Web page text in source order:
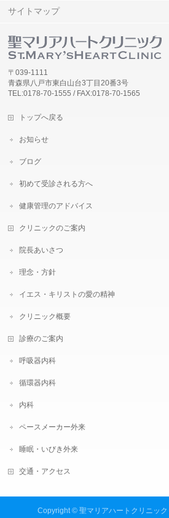
サイトマップ
〒039-1111
青森県八戸市東白山台3丁目20番3号
TEL:0178-70-1555 / FAX:0178-70-1565
トップへ戻る
お知らせ
ブログ
初めて受診される方へ
健康管理のアドバイス
クリニックのご案内
院長あいさつ
理念・方針
イエス・キリストの愛の精神
クリニック概要
診療のご案内
呼吸器内科
循環器内科
内科
ペースメーカー外来
睡眠・いびき外来
交通・アクセス
Copyright © 聖マリアハートクリニック